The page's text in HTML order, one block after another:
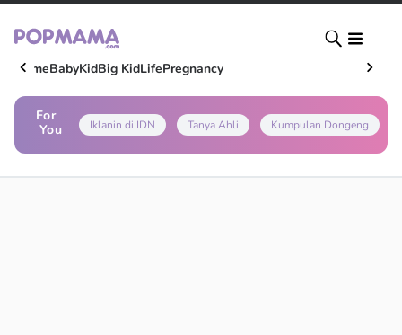
HomeBabyKidBig KidLifePregnancy
For
You
Iklanin di IDN Tanya Ahli Kumpulan Dongeng